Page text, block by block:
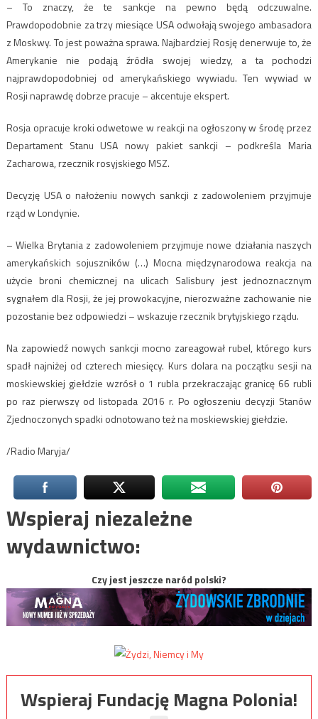
– To znaczy, że te sankcje na pewno będą odczuwalne.
Prawdopodobnie za trzy miesiące USA odwołają swojego ambasadora
z Moskwy. To jest poważna sprawa. Najbardziej Rosję denerwuje to, że
Amerykanie nie podają źródła swojej wiedzy, a ta pochodzi
najprawdopodobniej od amerykańskiego wywiadu. Ten wywiad w
Rosji naprawdę dobrze pracuje – akcentuje ekspert.
Rosja opracuje kroki odwetowe w reakcji na ogłoszony w środę przez
Departament Stanu USA nowy pakiet sankcji – podkreśla Maria
Zacharowa, rzecznik rosyjskiego MSZ.
Decyzję USA o nałożeniu nowych sankcji z zadowoleniem przyjmuje
rząd w Londynie.
– Wielka Brytania z zadowoleniem przyjmuje nowe działania naszych
amerykańskich sojuszników (…) Mocna międzynarodowa reakcja na
użycie broni chemicznej na ulicach Salisbury jest jednoznacznym
sygnałem dla Rosji, że jej prowokacyjne, nierozważne zachowanie nie
pozostanie bez odpowiedzi – wskazuje rzecznik brytyjskiego rządu.
Na zapowiedź nowych sankcji mocno zareagował rubel, którego kurs
spadł najniżej od czterech miesięcy. Kurs dolara na początku sesji na
moskiewskiej giełdzie wzrósł o 1 rubla przekraczając granicę 66 rubli
po raz pierwszy od listopada 2016 r. Po ogłoszeniu decyzji Stanów
Zjednoczonych spadki odnotowano też na moskiewskiej giełdzie.
/Radio Maryja/
Wspieraj niezależne
wydawnictwo:
Czy jest jeszcze naród polski?
Wspieraj Fundację Magna Polonia!